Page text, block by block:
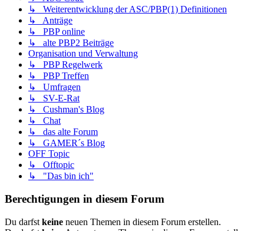
↳ Weiterentwicklung der ASC/PBP(1) Definitionen
↳ Anträge
↳ PBP online
↳ alte PBP2 Beiträge
Organisation und Verwaltung
↳ PBP Regelwerk
↳ PBP Treffen
↳ Umfragen
↳ SV-E-Rat
↳ Cushman's Blog
↳ Chat
↳ das alte Forum
↳ GAMER´s Blog
OFF Topic
↳ Offtopic
↳ "Das bin ich"
Berechtigungen in diesem Forum
Du darfst keine neuen Themen in diesem Forum erstellen.